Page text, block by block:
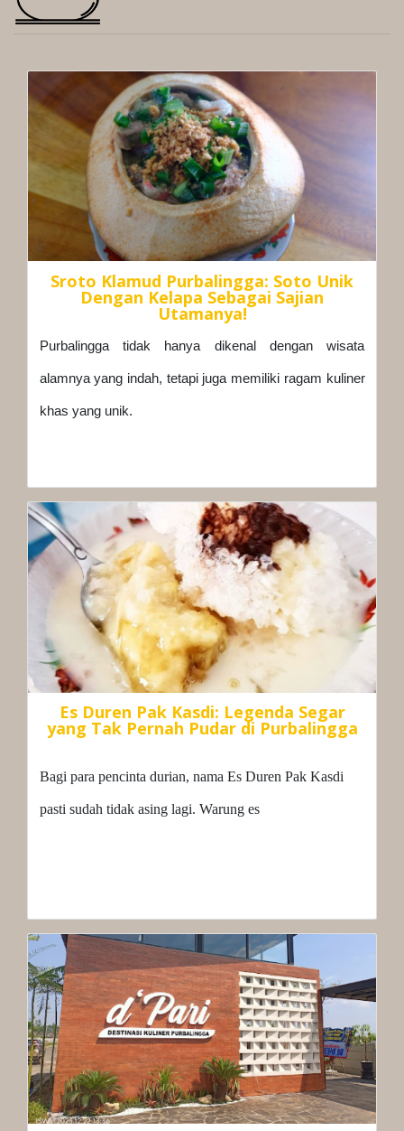
Sroto Klamud Purbalingga: Soto Unik
Dengan Kelapa Sebagai Sajian
Utamanya!
Purbalingga tidak hanya dikenal dengan wisata
alamnya yang indah, tetapi juga memiliki ragam kuliner
khas yang unik.
Es Duren Pak Kasdi: Legenda Segar
yang Tak Pernah Pudar di Purbalingga
Bagi para pencinta durian, nama Es Duren Pak Kasdi
pasti sudah tidak asing lagi. Warung es